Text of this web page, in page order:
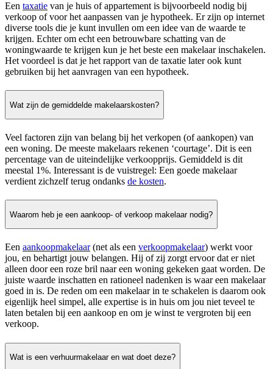
Een taxatie van je huis of appartement is bijvoorbeeld nodig bij
verkoop of voor het aanpassen van je hypotheek. Er zijn op internet
diverse tools die je kunt invullen om een idee van de waarde te
krijgen. Echter om echt een betrouwbare schatting van de
woningwaarde te krijgen kun je het beste een makelaar inschakelen.
Het voordeel is dat je het rapport van de taxatie later ook kunt
gebruiken bij het aanvragen van een hypotheek.
Wat zijn de gemiddelde makelaarskosten?
Veel factoren zijn van belang bij het verkopen (of aankopen) van
een woning. De meeste makelaars rekenen ‘courtage’. Dit is een
percentage van de uiteindelijke verkoopprijs. Gemiddeld is dit
meestal 1%. Interessant is de vuistregel: Een goede makelaar
verdient zichzelf terug ondanks de kosten.
Waarom heb je een aankoop- of verkoop makelaar nodig?
Een aankoopmakelaar(net als een verkoopmakelaar) werkt voor
jou, en behartigt jouw belangen. Hij of zij zorgt ervoor dat er niet
alleen door een roze bril naar een woning gekeken gaat worden. De
juiste waarde inschatten en rationeel nadenken is waar een makelaar
goed in is. De reden om een makelaar in te schakelen is daarom ook
eigenlijk heel simpel, alle expertise is in huis om jou niet teveel te
laten betalen bij een aankoop en om je winst te vergroten bij een
verkoop.
Wat is een verhuurmakelaar en wat doet deze?